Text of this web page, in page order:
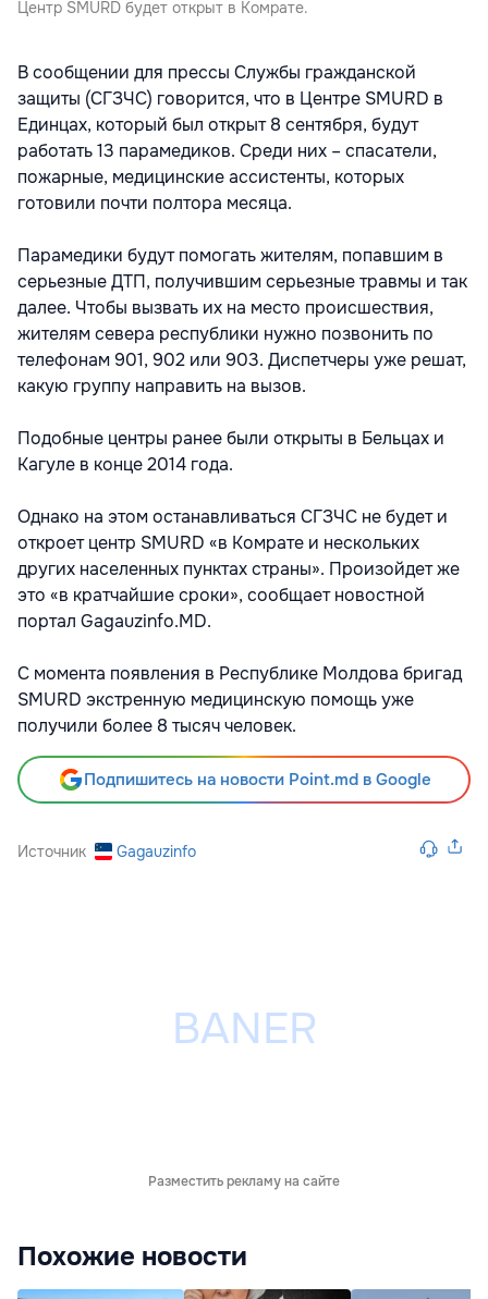
Центр SMURD будет открыт в Комрате.
В сообщении для прессы Службы гражданской
защиты (СГЗЧС) говорится, что в Центре SMURD в
Единцах, который был открыт 8 сентября, будут
работать 13 парамедиков. Среди них – спасатели,
пожарные, медицинские ассистенты, которых
готовили почти полтора месяца.
Парамедики будут помогать жителям, попавшим в
серьезные ДТП, получившим серьезные травмы и так
далее. Чтобы вызвать их на место происшествия,
жителям севера республики нужно позвонить по
телефонам 901, 902 или 903. Диспетчеры уже решат,
какую группу направить на вызов.
Подобные центры ранее были открыты в Бельцах и
Кагуле в конце 2014 года.
Однако на этом останавливаться СГЗЧС не будет и
откроет центр SMURD «в Комрате и нескольких
других населенных пунктах страны». Произойдет же
это «в кратчайшие сроки», сообщает новостной
портал Gagauzinfo.MD.
С момента появления в Республике Молдова бригад
SMURD экстренную медицинскую помощь уже
получили более 8 тысяч человек.
Подпишитесь на новости Point.md в Google
Источник Gagauzinfo
Разместить рекламу на сайте
Похожие новости